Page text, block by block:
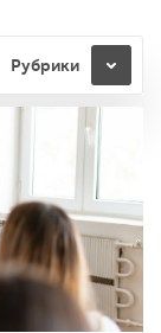
Рубрики